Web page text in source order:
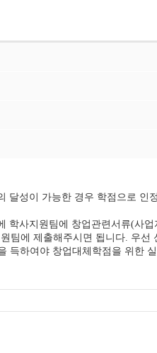
달성이 가능한 경우 학점으로 인
학사지원팀에 창업관련서류(사업
팀에 제출해주시면 됩니다. 우선
득하여야 창업대체학점을 위한